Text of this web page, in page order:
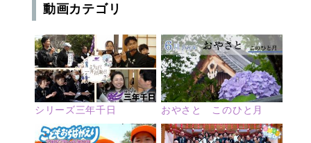
動画カテゴリ
シリーズ三年千日 おやさと このひと月